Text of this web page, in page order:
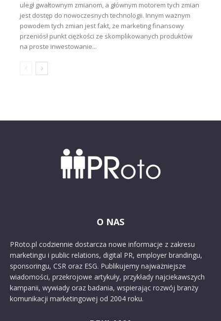
uległ gwałtownym zmianom, a głównym motorem tych zmian
jest dostęp do nowoczesnych technologii. Innym ważnym
powodem tych zmian jest fakt, że marketing finansowy
przeniósł punkt ciężkości ze skomplikowanych produktów
na proste inwestowanie...
O NAS
PRoto.pl codziennie dostarcza nowe informacje z zakresu
marketingu i public relations, digital PR, employer brandingu,
sponsoringu, CSR oraz ESG. Publikujemy najważniejsze
wiadomości, przekrojowe artykuły, przykłady najciekawszych
kampanii, wywiady oraz badania, wspierając rozwój branży
komunikacji marketingowej od 2004 roku.